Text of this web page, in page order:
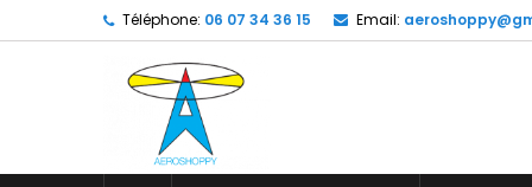
Téléphone: 06 07 34 36 15 Email: